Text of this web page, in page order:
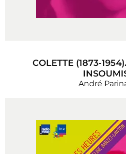
COLETTE (1873-
André